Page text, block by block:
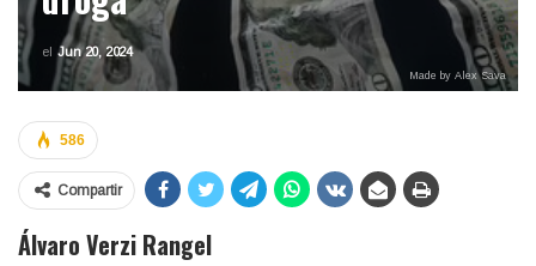
el Jun 20, 2024
Made by Alex Sava
586
Compartir
Álvaro Verzi Rangel